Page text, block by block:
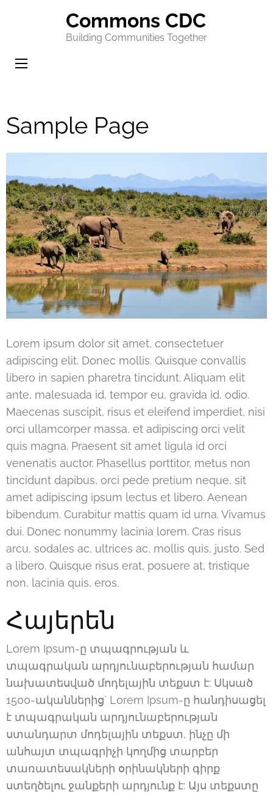
Commons CDC
Building Communities Together
Sample Page
Lorem ipsum dolor sit amet, consectetuer
adipiscing elit. Donec mollis. Quisque convallis
libero in sapien pharetra tincidunt. Aliquam elit
ante, malesuada id, tempor eu, gravida id, odio.
Maecenas suscipit, risus et eleifend imperdiet, nisi
orci ullamcorper massa, et adipiscing orci velit
quis magna. Praesent sit amet ligula id orci
venenatis auctor. Phasellus porttitor, metus non
tincidunt dapibus, orci pede pretium neque, sit
amet adipiscing ipsum lectus et libero. Aenean
bibendum. Curabitur mattis quam id urna. Vivamus
dui. Donec nonummy lacinia lorem. Cras risus
arcu, sodales ac, ultrices ac, mollis quis, justo. Sed
a libero. Quisque risus erat, posuere at, tristique
non, lacinia quis, eros.
Հայերեն
Lorem Ipsum-ը տպագրության և
տպագրական արդյունաբերության համար
նախատեսված մոդելային տեքստ է: Սկսած
1500-ականներից` Lorem Ipsum-ը հանդիսացել
է տպագրական արդյունաբերության
ստանդարտ մոդելային տեքստ, ինչը մի
անհայտ տպագրիչի կողմից տարբեր
տառատեսակների օրինակների գիրք
ստեղծելու ջանքերի արդյունք է: Այս տեքստը